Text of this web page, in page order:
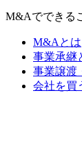
M&Aでできる
M&Aとは
事業承継
事業譲渡
会社を買